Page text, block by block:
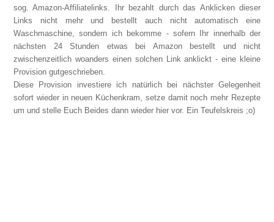
sog. Amazon-Affiliatelinks. Ihr bezahlt durch das Anklicken dieser
Links nicht mehr und bestellt auch nicht automatisch eine
Waschmaschine, sondern ich bekomme - sofern Ihr innerhalb der
nächsten 24 Stunden etwas bei Amazon bestellt und nicht
zwischenzeitlich woanders einen solchen Link anklickt - eine kleine
Provision gutgeschrieben.
Diese Provision investiere ich natürlich bei nächster Gelegenheit
sofort wieder in neuen Küchenkram, setze damit noch mehr Rezepte
um und stelle Euch Beides dann wieder hier vor. Ein Teufelskreis ;o)